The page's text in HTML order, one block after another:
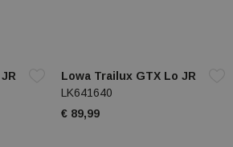
Lowa Trailux GTX Lo JR
LK641640
€ 89,99